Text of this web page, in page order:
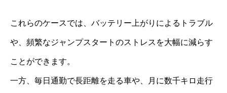
これらのケースでは、バッテリー上がりによるトラブル
や、頻繁なジャンプスタートのストレスを大幅に減らす
ことができます。
一方、毎日通勤で長距離を走る車や、月に数千キロ走行